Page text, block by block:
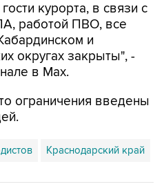
курорта, в связи с
работой ПВО, все
и
округах закрыты", -
в Max.
ограничения введены
Краснодарский край